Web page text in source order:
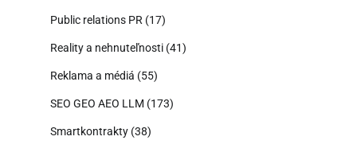
Public relations PR (17)
Reality a nehnuteľnosti (41)
Reklama a médiá (55)
SEO GEO AEO LLM (173)
Smartkontrakty (38)